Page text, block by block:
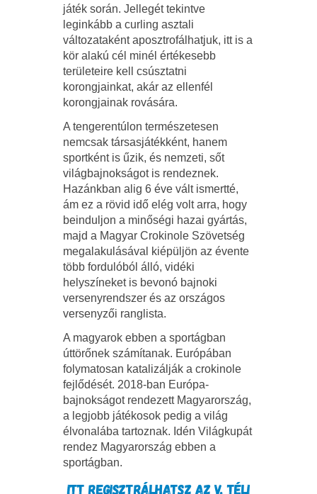
játék során. Jellegét tekintve
leginkább a curling asztali
változataként aposztrofálhatjuk, itt is a
kör alakú cél minél értékesebb
területeire kell csúsztatni
korongjainkat, akár az ellenfél
korongjainak rovására.
A tengerentúlon természetesen
nemcsak társasjátékként, hanem
sportként is űzik, és nemzeti, sőt
világbajnokságot is rendeznek.
Hazánkban alig 6 éve vált ismertté,
ám ez a rövid idő elég volt arra, hogy
beinduljon a minőségi hazai gyártás,
majd a Magyar Crokinole Szövetség
megalakulásával kiépüljön az évente
több fordulóból álló, vidéki
helyszíneket is bevonó bajnoki
versenyrendszer és az országos
versenyzői ranglista.
A magyarok ebben a sportágban
úttörőnek számítanak. Európában
folymatosan katalizálják a crokinole
fejlődését. 2018-ban Európa-
bajnokságot rendezett Magyarország,
a legjobb játékosok pedig a világ
élvonalába tartoznak. Idén Világkupát
rendez Magyarország ebben a
sportágban.
ITT REGISZTRÁLHATSZ AZ V. TÉLI